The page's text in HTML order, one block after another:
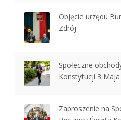
Objęcie urzędu
Zdrój
Społeczne
Konstytucji 3
Zaproszenie na